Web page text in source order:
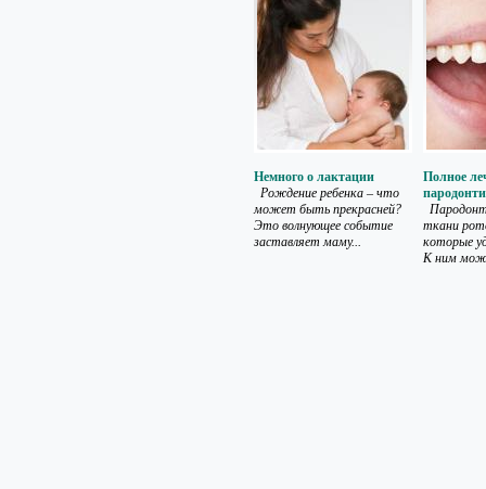
Немного о лактации
Рождение ребенка – что
может быть прекрасней?
Это волнующее событие
заставляет маму...
Полное
ткани
которые
К ним